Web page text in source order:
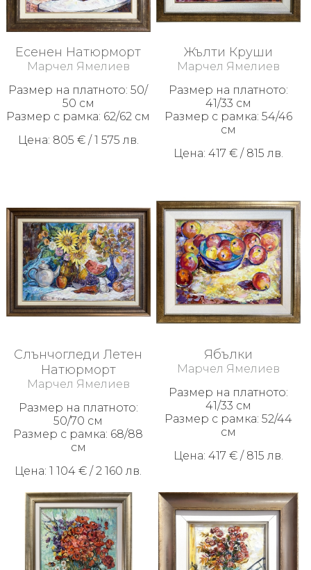
ИЗКУСТВО
Плащане
доставка
Контакти
За
поръчам
Условия
за
ползване
Безопасно
пазаруване
Политика
Бисквитки
Политика
за
поверителност
Връщане
рекламация
+359
888
254
559
Есенен Натюрморт
Марчел Ямелиев
Размер на платното: 50/
50 см
Размер с рамка: 62/62 см
Цена: 805 € / 1 575 лв.
Жълти Круши
Марчел Ямелиев
Размер на платното:
41/33 см
Размер с рамка: 54/46
см
Цена: 417 € / 815 лв.
Слънчогледи Летен
Натюрморт
Марчел Ямелиев
Размер на платното:
50/70 см
Размер с рамка: 68/88
см
Цена: 1 104 € / 2 160 лв.
Ябълки
Марчел Ямелиев
Размер на платното:
41/33 см
Размер с рамка: 52/44
см
Цена: 417 € / 815 лв.